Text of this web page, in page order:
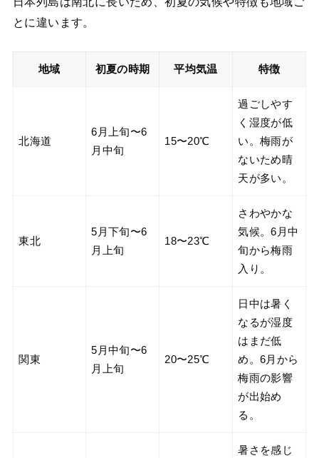
とに違います。
地域 初夏の時期 平均気温 特徴
北海道
6月上旬〜6
月中旬
15〜20℃
過ごしやす
く湿度が低
い。梅雨が
ないため晴
天が多い。
東北
5月下旬〜6
月上旬
18〜23℃
さわやかな
気候。6月中
旬から梅雨
入り。
関東
5月中旬〜6
月上旬
20〜25℃
日中は暑く
なるが湿度
はまだ低
め。6月から
梅雨の影響
が出始め
る。
暑さを感じ